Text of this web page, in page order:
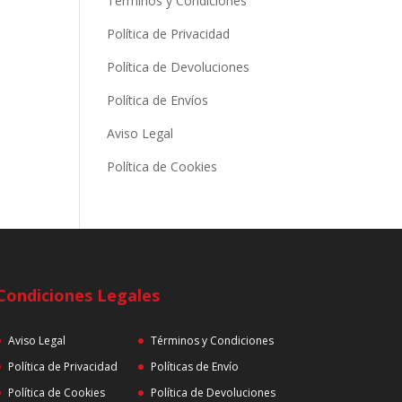
Política de Privacidad
Política de Devoluciones
Política de Envíos
Aviso Legal
Política de Cookies
Legales
Aviso Legal
Política de Privacidad
Política de Cookies
Términos y Condiciones
Políticas de Envío
Política de Devoluciones